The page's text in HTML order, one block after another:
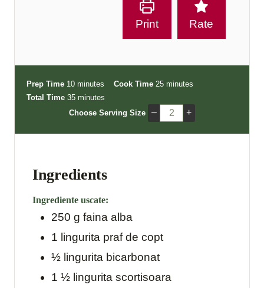
Print Rate
Prep Time 10m
i
n
minutes Cook Time 25m
u
minutes
Total Time 35m
i
s
minutes
Choose Serving Size
– +
Ingredients
Ingrediente uscate:
250 g faina alba
1 lingurita praf de copt
½ lingurita bicarbonat
1 ½ lingurita scortisoara